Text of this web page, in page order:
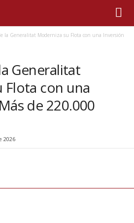
la Generalitat Moderniza su Flota con una Inversión
Generalitat
Flota con una
de 220.000
2026